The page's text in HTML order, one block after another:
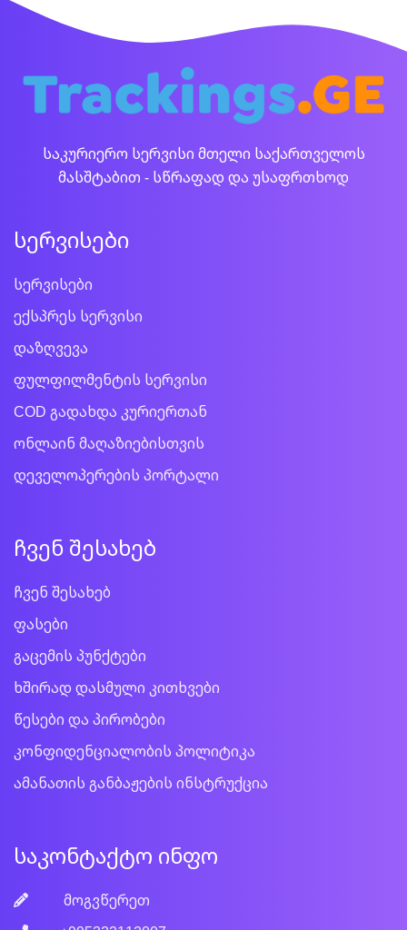
საკურიერო სერვისი მთელი საქართველოს
მასშტაბით - სწრაფად და უსაფრთხოდ
სერვისები
სერვისები
ექსპრეს სერვისი
დაზღვევა
ფულფილმენტის სერვისი
COD გადახდა კურიერთან
ონლაინ მაღაზიებისთვის
დეველოპერების პორტალი
ჩვენ შესახებ
ჩვენ შესახებ
ფასები
გაცემის პუნქტები
ხშირად დასმული კითხვები
წესები და პირობები
კონფიდენციალობის პოლიტიკა
ამანათის განბაჟების ინსტრუქცია
საკონტაქტო ინფო
მოგვწერეთ